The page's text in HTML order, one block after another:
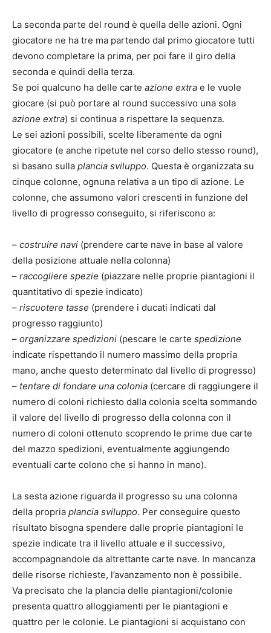
La seconda parte del round è quella delle azioni. Ogni
giocatore ne ha tre ma partendo dal primo giocatore tutti
devono completare la prima, per poi fare il giro della
seconda e quindi della terza.
Se poi qualcuno ha delle carte azione extra e le vuole
giocare (si può portare al round successivo una sola
azione extra) si continua a rispettare la sequenza.
Le sei azioni possibili, scelte liberamente da ogni
giocatore (e anche ripetute nel corso dello stesso round),
si basano sulla plancia sviluppo. Questa è organizzata su
cinque colonne, ognuna relativa a un tipo di azione. Le
colonne, che assumono valori crescenti in funzione del
livello di progresso conseguito, si riferiscono a:
– costruire navi (prendere carte nave in base al valore
della posizione attuale nella colonna)
– raccogliere spezie (piazzare nelle proprie piantagioni il
quantitativo di spezie indicato)
– riscuotere tasse (prendere i ducati indicati dal
progresso raggiunto)
– organizzare spedizioni (pescare le carte spedizione
indicate rispettando il numero massimo della propria
mano, anche questo determinato dal livello di progresso)
– tentare di fondare una colonia (cercare di raggiungere il
numero di coloni richiesto dalla colonia scelta sommando
il valore del livello di progresso della colonna con il
numero di coloni ottenuto scoprendo le prime due carte
del mazzo spedizioni, eventualmente aggiungendo
eventuali carte colono che si hanno in mano).
La sesta azione riguarda il progresso su una colonna
della propria plancia sviluppo. Per conseguire questo
risultato bisogna spendere dalle proprie piantagioni le
spezie indicate tra il livello attuale e il successivo,
accompagnandole da altrettante carte nave. In mancanza
delle risorse richieste, l’avanzamento non è possibile.
Va precisato che la plancia delle piantagioni/colonie
presenta quattro alloggiamenti per le piantagioni e
quattro per le colonie. Le piantagioni si acquistano con